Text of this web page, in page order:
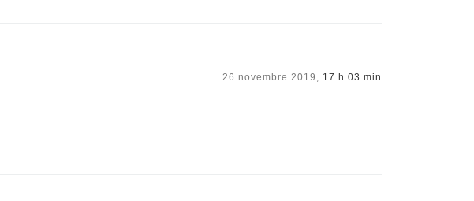
26 novembre 2019, 17 h 03 min